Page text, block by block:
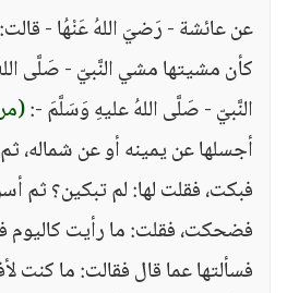
عن عائشة - رَضيَ اللهُ عَنْهُا -
كأن مشيتها مشي النَّبيّ - صَلَّى
النَّبيّ - صَلَّى اللهُ عليهِ وَسَلَّمَ -:
أجسلها عن يمينه أو عن شماله،
فبكت، فقلت لها: لم تبكين؟ ثم
فضحكت، فقلت: ما رأيت كاليوم
فسألتها عما قال فقالت: ما كنت